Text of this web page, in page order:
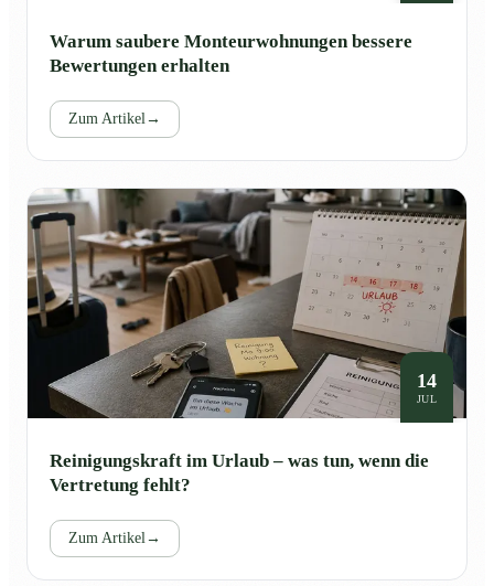
Warum saubere Monteurwohnungen bessere
Bewertungen erhalten
Zum Artikel→
14
JUL
Reinigungskraft im Urlaub – was tun, wenn die
Vertretung fehlt?
Zum Artikel→